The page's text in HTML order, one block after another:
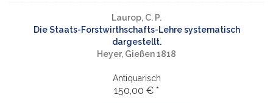
Laurop, C. P.
Die Staats-Forstwirthschafts-Lehre systematisch
dargestellt.
Heyer, Gießen 1818
Antiquarisch
150,00 € *